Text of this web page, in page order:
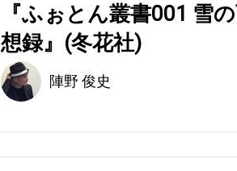
『ふぉとん叢書001 雪
想録』(冬花社)
陣野 俊史